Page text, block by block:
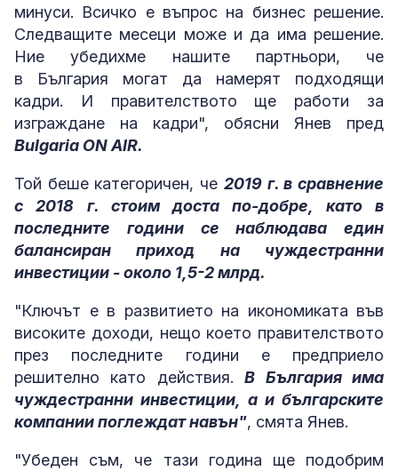
минуси. Всичко е въпрос на бизнес решение.
Следващите месеци може и да има решение.
Ние убедихме нашите партньори, че
в България могат да намерят подходящи
кадри. И правителството ще работи за
изграждане на кадри", обясни Янев пред
Bulgaria ON AIR.
Той беше категоричен, че 2019 г. в сравнение
с 2018 г. стоим доста по-добре, като в
последните години се наблюдава един
балансиран приход на чуждестранни
инвестиции - около 1,5-2 млрд.
"Ключът е в развитието на икономиката във
високите доходи, нещо което правителството
през последните години е предприело
решително като действия.В България има
чуждестранни инвестиции, а и българските
компании поглеждат навън", смята Янев.
"Убеден съм, че тази година ще подобрим